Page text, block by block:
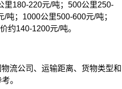
里180-220元/吨；500公里250-
吨；1000公里500-600元/吨；
约140-1200元/吨。
流公司、运输距离、货物类型和
。